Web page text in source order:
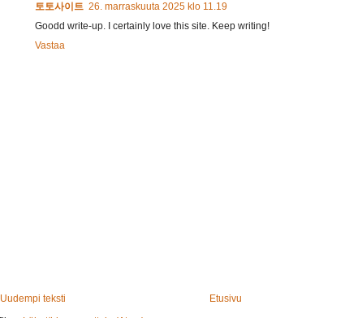
토토사이트 26. marraskuuta 2025 klo 11.19
Goodd write-up. I certainly love this site. Keep writing!
Vastaa
Uudempi teksti
Etusivu